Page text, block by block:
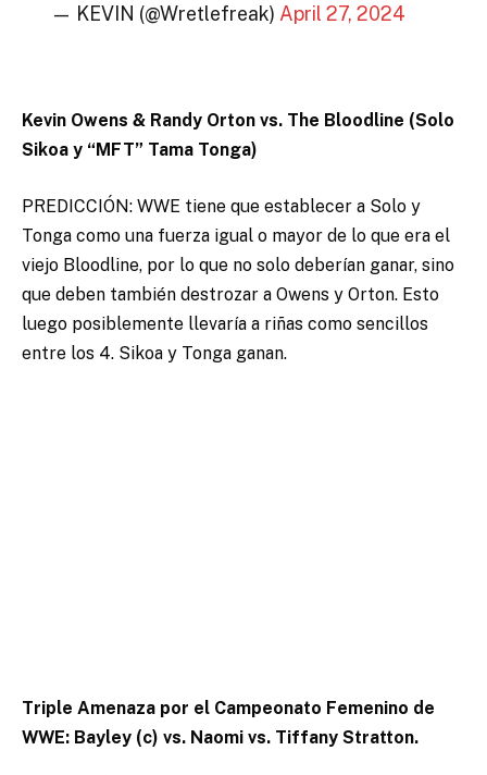
— KEVIN (@Wretlefreak) April 27, 2024
Kevin Owens & Randy Orton vs. The Bloodline (Solo
Sikoa y “MFT” Tama Tonga)
PREDICCIÓN: WWE tiene que establecer a Solo y
Tonga como una fuerza igual o mayor de lo que era el
viejo Bloodline, por lo que no solo deberían ganar, sino
que deben también destrozar a Owens y Orton. Esto
luego posiblemente llevaría a riñas como sencillos
entre los 4. Sikoa y Tonga ganan.
Triple Amenaza por el Campeonato Femenino de
WWE: Bayley (c) vs. Naomi vs. Tiffany Stratton.